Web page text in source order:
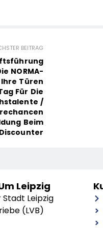
BEITRAG
NORMA-
Türen
Für Die
/
Beim
Leipzig
Leipzig
(LVB)